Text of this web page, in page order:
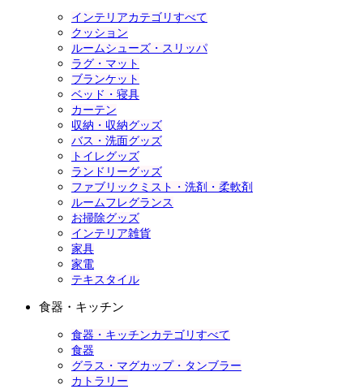
インテリアカテゴリすべて
クッション
ルームシューズ・スリッパ
ラグ・マット
ブランケット
ベッド・寝具
カーテン
収納・収納グッズ
バス・洗面グッズ
トイレグッズ
ランドリーグッズ
ファブリックミスト・洗剤・柔軟剤
ルームフレグランス
お掃除グッズ
インテリア雑貨
家具
家電
テキスタイル
食器・キッチン
食器・キッチンカテゴリすべて
食器
グラス・マグカップ・タンブラー
カトラリー